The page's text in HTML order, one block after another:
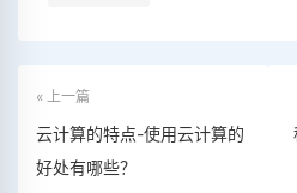
« 上一篇
云计算的特点-使用云计算的
好处有哪些？